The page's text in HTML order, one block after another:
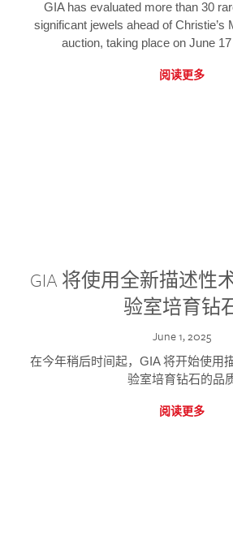
GIA has evaluated more than 30
significant jewels ahead of Christie’s
auction, taking place on June
阅读更多
GIA 将使用全新描述性
验室培育钻
June 1, 2025
在今年稍后时间起，GIA 将开始使用
验室培育钻石的品
阅读更多